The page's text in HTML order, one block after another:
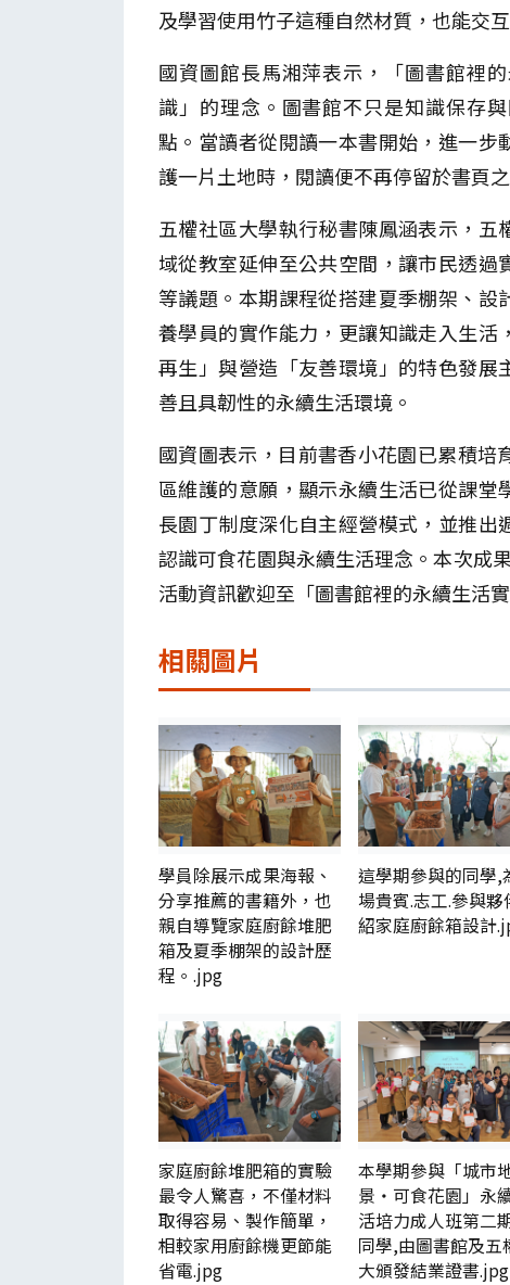
及學習使用竹子這種自然材質，也能交
國資圖館長馬湘萍表示，「圖書館裡
識」的理念。圖書館不只是知識保存
點。當讀者從閱讀一本書開始，進一
護一片土地時，閱讀便不再停留於書頁
五權社區大學執行秘書陳鳳涵表示，
域從教室延伸至公共空間，讓市民透
等議題。本期課程從搭建夏季棚架、
養學員的實作能力，更讓知識走入生
再生」與營造「友善環境」的特色發
善且具韌性的永續生活環境。
國資圖表示，目前書香小花園已累積
區維護的意願，顯示永續生活已從課
長園丁制度深化自主經營模式，並推
認識可食花園與永續生活理念。本次成
活動資訊歡迎至「圖書館裡的永續生活
相關圖片
學員除展示成果海報、
分享推薦的書籍外，也
親自導覽家庭廚餘堆肥
箱及夏季棚架的設計歷
程。.jpg
這學期參與的同學,
場貴賓.志工.參與夥
紹家庭廚餘箱設計
家庭廚餘堆肥箱的實驗
最令人驚喜，不僅材料
取得容易、製作簡單，
相較家用廚餘機更節能
省電.jpg
本學期參與「城市
景‧可食花園」永
活培力成人班第二
同學,由圖書館及五
大頒發結業證書.jpg